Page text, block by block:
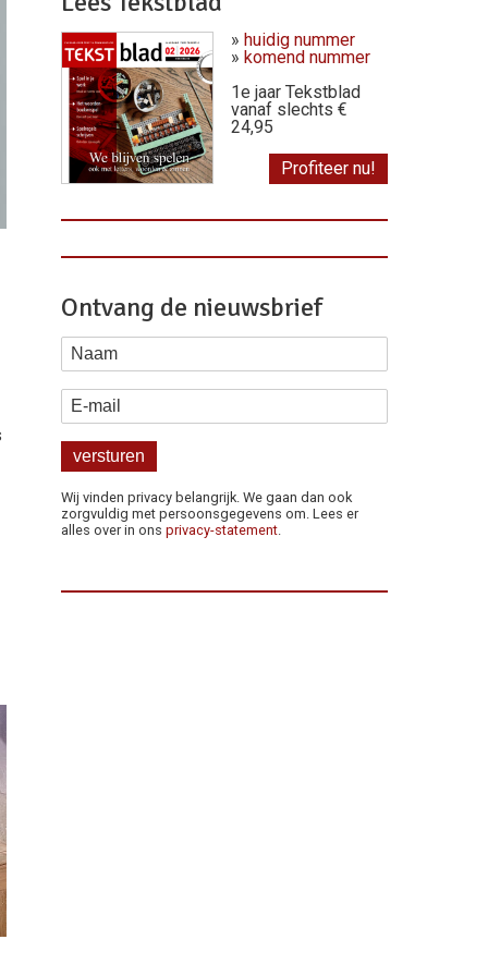
» huidig nummer
» komend nummer
1e jaar Tekstblad
vanaf slechts €
24,95
Profiteer nu!
Ontvang de nieuwsbrief
Naam
E-mail
Wij vinden privacy belangrijk. We gaan dan ook
zorgvuldig met persoonsgegevens om. Lees er
alles over in ons privacy-statement